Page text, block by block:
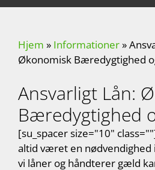
Hjem » Informationer»
Økonomisk Bæredygtighed
Ansvarligt Lån:
Bæredygtighed
[su_spacer size="10"
altid været en nødvendighed
vi låner og håndterer gæld